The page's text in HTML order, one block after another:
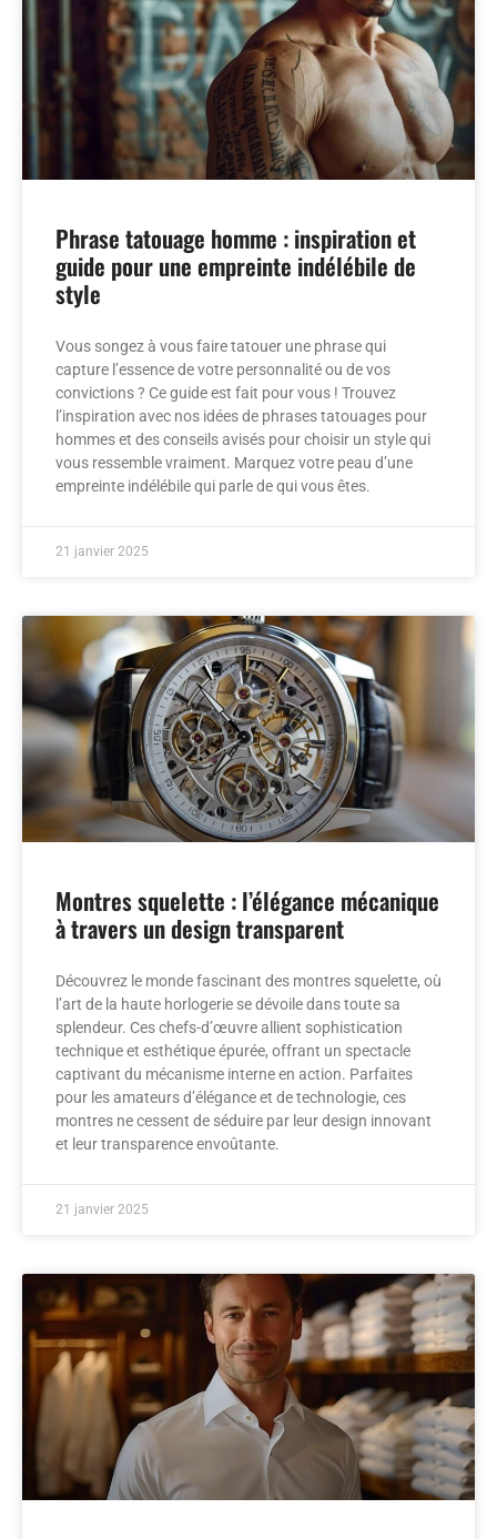
Phrase tatouage homme : inspiration et
guide pour une empreinte indélébile de
style
Vous songez à vous faire tatouer une phrase qui
capture l’essence de votre personnalité ou de vos
convictions ? Ce guide est fait pour vous ! Trouvez
l’inspiration avec nos idées de phrases tatouages pour
hommes et des conseils avisés pour choisir un style qui
vous ressemble vraiment. Marquez votre peau d’une
empreinte indélébile qui parle de qui vous êtes.
21 janvier 2025
Montres squelette : l’élégance mécanique
à travers un design transparent
Découvrez le monde fascinant des montres squelette, où
l’art de la haute horlogerie se dévoile dans toute sa
splendeur. Ces chefs-d’œuvre allient sophistication
technique et esthétique épurée, offrant un spectacle
captivant du mécanisme interne en action. Parfaites
pour les amateurs d’élégance et de technologie, ces
montres ne cessent de séduire par leur design innovant
et leur transparence envoûtante.
21 janvier 2025